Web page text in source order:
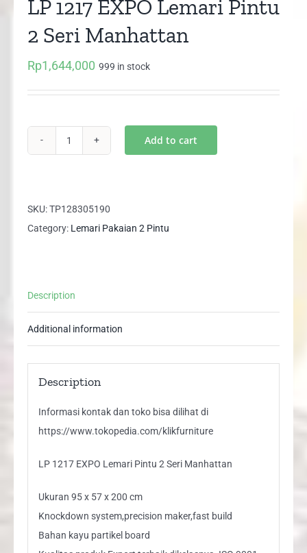
LP 1217 EXPO Lemari Pintu
2 Seri Manhattan
Rp1,644,000 999 in stock
Lemari
Pintu
quantity
Add to cart
SKU:TP128305190
Category: Lemari Pakaian 2 Pintu
Description
Additional information
Description
Informasi kontak dan toko bisa dilihat di
https://www.tokopedia.com/klikfurniture
LP 1217 EXPO Lemari Pintu 2 Seri Manhattan
Ukuran 95 x 57 x 200 cm
Knockdown system,precision maker,fast build
Bahan kayu partikel board